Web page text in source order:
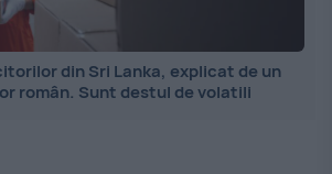
din Sri Lanka, explicat de un
român. Sunt destul de volatili